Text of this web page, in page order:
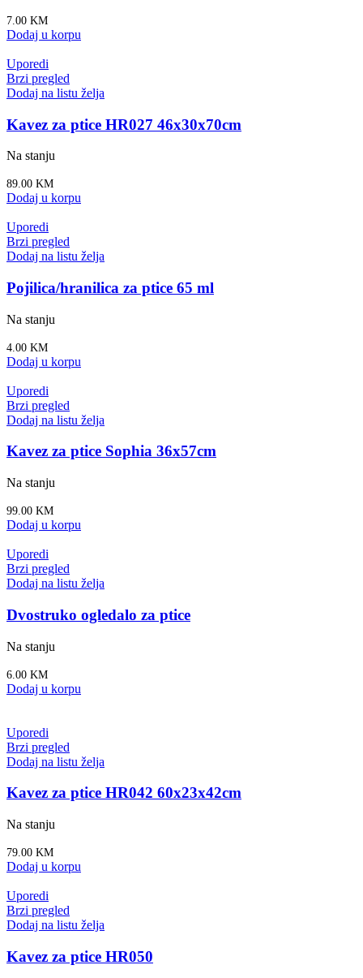
7.00 KM
Dodaj u korpu
Uporedi
Brzi pregled
Dodaj na listu želja
Kavez za ptice HR027 46x30x70cm
Na stanju
89.00 KM
Dodaj u korpu
Uporedi
Brzi pregled
Dodaj na listu želja
Pojilica/hranilica za ptice 65 ml
Na stanju
4.00 KM
Dodaj u korpu
Uporedi
Brzi pregled
Dodaj na listu želja
Kavez za ptice Sophia 36x57cm
Na stanju
99.00 KM
Dodaj u korpu
Uporedi
Brzi pregled
Dodaj na listu želja
Dvostruko ogledalo za ptice
Na stanju
6.00 KM
Dodaj u korpu
Uporedi
Brzi pregled
Dodaj na listu želja
Kavez za ptice HR042 60x23x42cm
Na stanju
79.00 KM
Dodaj u korpu
Uporedi
Brzi pregled
Dodaj na listu želja
Kavez za ptice HR050